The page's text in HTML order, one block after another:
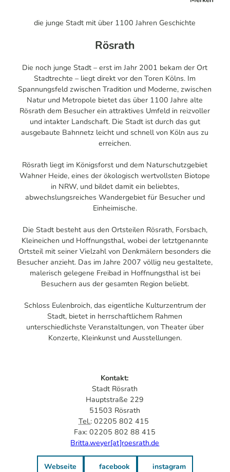
die junge Stadt mit über 1100 Jahren Geschichte
Rösrath
Die noch junge Stadt – erst im Jahr 2001 bekam der Ort
Stadtrechte – liegt direkt vor den Toren Kölns. Im
Spannungsfeld zwischen Tradition und Moderne, zwischen
Natur und Metropole bietet das über 1100 Jahre alte
Rösrath dem Besucher ein attraktives Umfeld in reizvoller
und intakter Landschaft. Die Stadt ist durch das gut
ausgebaute Bahnnetz leicht und schnell von Köln aus zu
erreichen.
Rösrath liegt im Königsforst und dem Naturschutzgebiet
Wahner Heide, eines der ökologisch wertvollsten Biotope
in NRW, und bildet damit ein beliebtes,
abwechslungsreiches Wandergebiet für Besucher und
Einheimische.
Die Stadt besteht aus den Ortsteilen Rösrath, Forsbach,
Kleineichen und Hoffnungsthal, wobei der letztgenannte
Ortsteil mit seiner Vielzahl von Denkmälern besonders die
Besucher anzieht. Das im Jahre 2007 völlig neu gestaltete,
malerisch gelegene Freibad in Hoffnungsthal ist bei
Besuchern aus der gesamten Region beliebt.
Schloss Eulenbroich, das eigentliche Kulturzentrum der
Stadt, bietet in herrschaftlichem Rahmen
unterschiedlichste Veranstaltungen, von Theater über
Konzerte, Kleinkunst und Ausstellungen.
Kontakt:
Stadt Rösrath
Hauptstraße 229
51503 Rösrath
Tel.: 02205 802 415
Fax: 02205 802 88 415
Britta.weyer[at]roesrath.de
Webseite facebook instagram